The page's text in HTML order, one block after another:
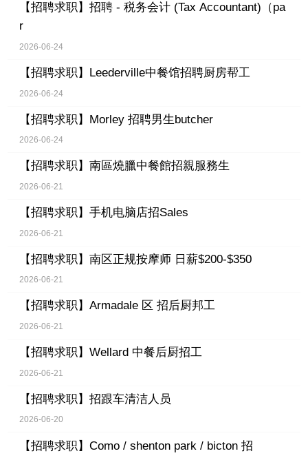
【招聘求职】 招聘 - 税务会计 (Tax Accountant)（pa
r
2026-06-24
【招聘求职】 Leederville中餐馆招聘厨房帮工
2026-06-24
【招聘求职】 Morley 招聘男生butcher
2026-06-24
【招聘求职】 南區燒臘中餐館招親服務生
2026-06-21
【招聘求职】 手机电脑店招Sales
2026-06-21
【招聘求职】 南区正规按摩师 日薪$200-$350
2026-06-21
【招聘求职】 Armadale 区 招后厨邦工
2026-06-21
【招聘求职】 Wellard 中餐后厨招工
2026-06-21
【招聘求职】 招跟车清洁人员
2026-06-20
【招聘求职】 Como / shenton park / bicton 招